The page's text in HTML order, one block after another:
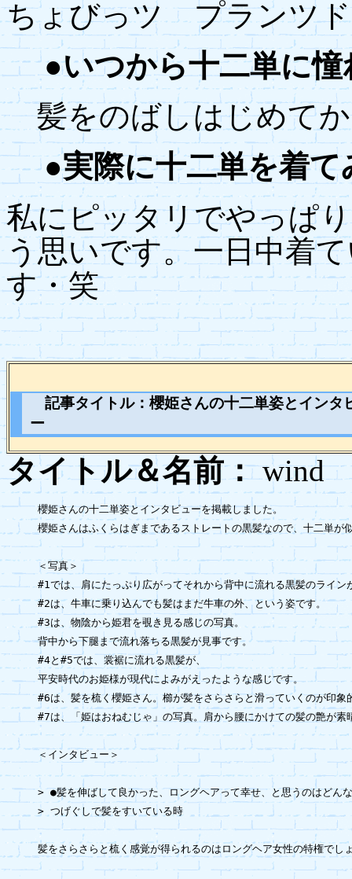
ちょびっツ プランツ
●いつから十二単に
髪をのばしはじめてか
●実際に十二単を着
私にピッタリでやっぱ
う思いです。一日中着
す・笑
記事タイトル： 櫻姫さんの十二単姿とインタ
ー
タイトル＆名前：
櫻姫さんの十二単姿とインタビューを掲載しました。
櫻姫さんはふくらはぎまであるストレートの黒髪なので、十二単が
＜写真＞
#1では、肩にたっぷり広がってそれから背中に流れる黒髪のライン
#2は、牛車に乗り込んでも髪はまだ牛車の外、という姿です。
#3は、物陰から姫君を覗き見る感じの写真。
背中から下腿まで流れ落ちる黒髪が見事です。
#4と#5では、裳裾に流れる黒髪が、
平安時代のお姫様が現代によみがえったような感じです。
#6は、髪を梳く櫻姫さん。櫛が髪をさらさらと滑っていくのが印象
#7は、「姫はおねむじゃ」の写真。肩から腰にかけての髪の艶が素
＜インタビュー＞
> ●髪を伸ばして良かった、ロングヘアって幸せ、と思うのはどん
> つげぐしで髪をすいている時
髪をさらさらと梳く感覚が得られるのはロングヘア女性の特権でし